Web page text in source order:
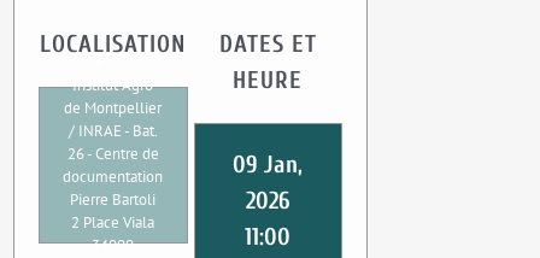
LOCALISATION
Institut Agro
de Montpellier
/ INRAE - Bat.
26 - Centre de
documentation
Pierre Bartoli
2 Place Viala
34000
DATES ET
HEURE
09 Jan,
2026
11:00